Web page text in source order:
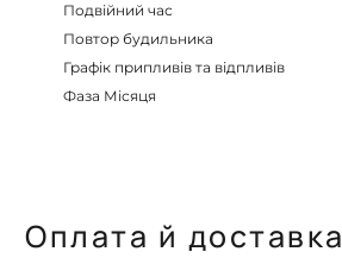
Подвійний час
Повтор будильника
Графік припливів та відпливів
Фаза Місяця
Оплата й доставка